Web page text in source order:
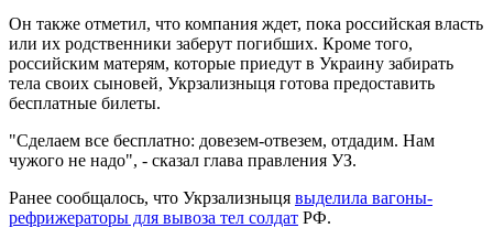
Он также отметил, что компания ждет, пока российская власть
или их родственники заберут погибших. Кроме того,
российским матерям, которые приедут в Украину забирать
тела своих сыновей, Укрзализныця готова предоставить
бесплатные билеты.
"Сделаем все бесплатно: довезем-отвезем, отдадим. Нам
чужого не надо", - сказал глава правления УЗ.
Ранее сообщалось, что Укрзализныця выделила вагоны-
рефрижераторы для вывоза тел солдат РФ.